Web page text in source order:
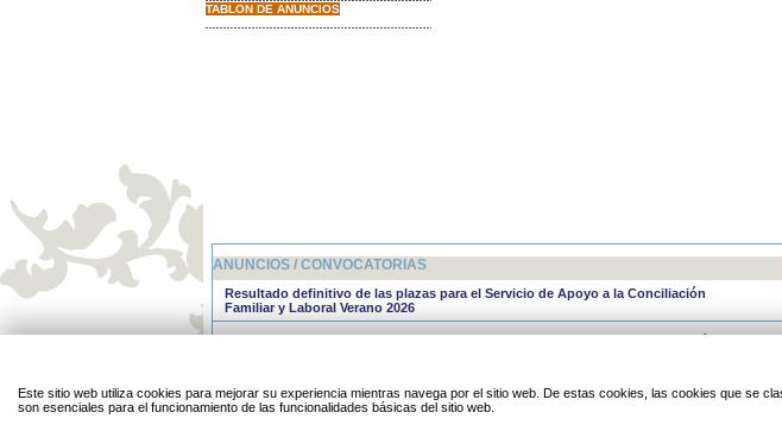
TABLON DE ANUNCIOS
ANUNCIOS / CONVOCATORIAS
Resultado definitivo de las plazas para el Servicio de Apoyo a la Conciliación
Familiar y Laboral Verano 2026
Servicio de Conciliación Familiar y Laboral del período no lectivo del VERANO DE
2026 (julio y agosto).
Este sitio web utiliza cookies para mejorar su experiencia mientras navega por el sitio web. De estas cookies, las cookies que se
son esenciales para el funcionamiento de las funcionalidades básicas del sitio web.